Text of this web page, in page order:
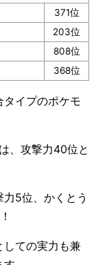
371位
203位
808位
368位
イプのポケモ
、攻撃力40位と
5位、かくとう
しての実力も兼